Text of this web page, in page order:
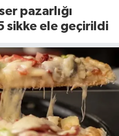
pazarlığı
sikke ele geçirildi